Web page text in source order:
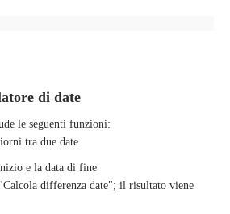
di date
le seguenti funzioni:
tra due date
e la data di fine
differenza date"; il risultato viene